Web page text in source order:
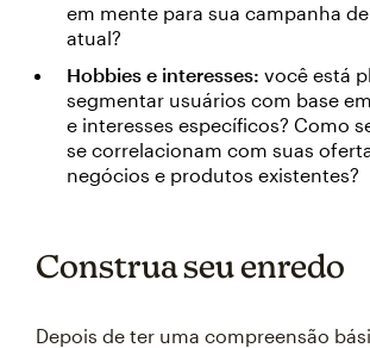
em mente para sua campanha
atual?
Hobbies e interesses: você está
segmentar usuários com base
e interesses específicos? Como
se correlacionam com suas
negócios e produtos existentes?
Construa seu enredo
Depois de ter uma compreensão